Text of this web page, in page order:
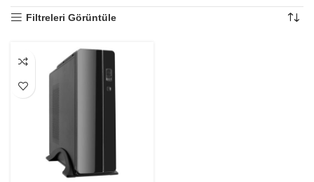
Filtreleri Görüntüle